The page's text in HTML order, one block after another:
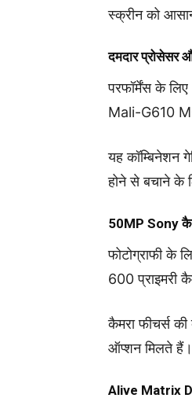
स्क्रीन को
दमदार प्रोसेसर
परफॉर्मेंस के
Mali-G610
यह कॉम्बिनेशन
होने से बचाने के
50MP Sony
फोटोग्राफी के
600 प्राइमरी
कैमरा फीचर्स
ऑप्शन मिलते हैं।
Alive Matrix